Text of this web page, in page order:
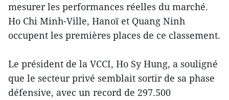
mesurer les performances réelles du marché.
Ho Chi Minh-Ville, Hanoï et Quang Ninh
occupent les premières places de ce classement.
Le président de la VCCI, Ho Sy Hung, a souligné
que le secteur privé semblait sortir de sa phase
défensive, avec un record de 297.500